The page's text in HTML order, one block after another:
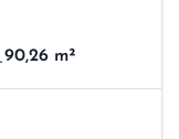
90,26 m²